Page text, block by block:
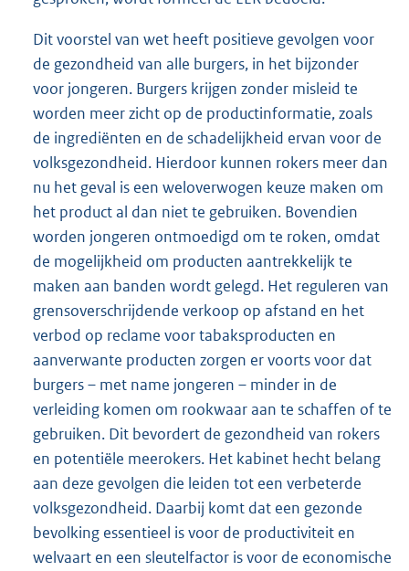
Dit voorstel van wet heeft positieve gevolgen voor
de gezondheid van alle burgers, in het bijzonder
voor jongeren. Burgers krijgen zonder misleid te
worden meer zicht op de productinformatie, zoals
de ingrediënten en de schadelijkheid ervan voor de
volksgezondheid. Hierdoor kunnen rokers meer dan
nu het geval is een weloverwogen keuze maken om
het product al dan niet te gebruiken. Bovendien
worden jongeren ontmoedigd om te roken, omdat
de mogelijkheid om producten aantrekkelijk te
maken aan banden wordt gelegd. Het reguleren van
grensoverschrijdende verkoop op afstand en het
verbod op reclame voor tabaksproducten en
aanverwante producten zorgen er voorts voor dat
burgers – met name jongeren – minder in de
verleiding komen om rookwaar aan te schaffen of te
gebruiken. Dit bevordert de gezondheid van rokers
en potentiële meerokers. Het kabinet hecht belang
aan deze gevolgen die leiden tot een verbeterde
volksgezondheid. Daarbij komt dat een gezonde
bevolking essentieel is voor de productiviteit en
welvaart en een sleutelfactor is voor de economische